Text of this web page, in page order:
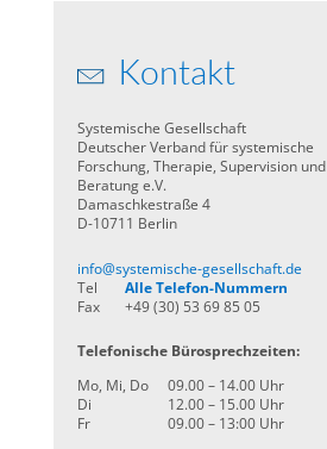
Kontakt
Systemische Gesellschaft
Deutscher Verband für systemische
Forschung, Therapie, Supervision und
Beratung e.V.
Damaschkestraße 4
D-10711 Berlin
info@systemische-gesellschaft.de
Tel
Alle Telefon-Nummern
Fax
+49 (30) 53 69 85 05
Telefonische Bürosprechzeiten:
Mo, Mi, Do
09.00 – 14.00 Uhr
Di
12.00 – 15.00 Uhr
Fr
09.00 – 13:00 Uhr